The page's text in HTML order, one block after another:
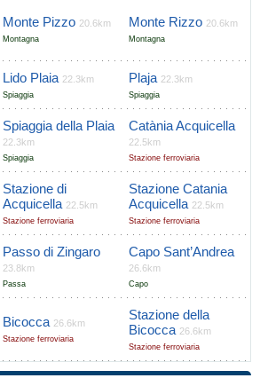
Monte Pizzo 20.6km
Montagna
Monte Rizzo 20.6km
Montagna
Lido Plaia 22.3km
Spiaggia
Plaja 22.3km
Spiaggia
Spiaggia della Plaia
22.3km
Spiaggia
Catània Acquicella
22.5km
Stazione ferroviaria
Stazione di
Acquicella 22.5km
Stazione ferroviaria
Stazione Catania
Acquicella 22.5km
Stazione ferroviaria
Passo di Zingaro
23.8km
Passa
Capo Sant’Andrea
26.6km
Capo
Bicocca 26.6km
Stazione ferroviaria
Stazione della
Bicocca 26.6km
Stazione ferroviaria